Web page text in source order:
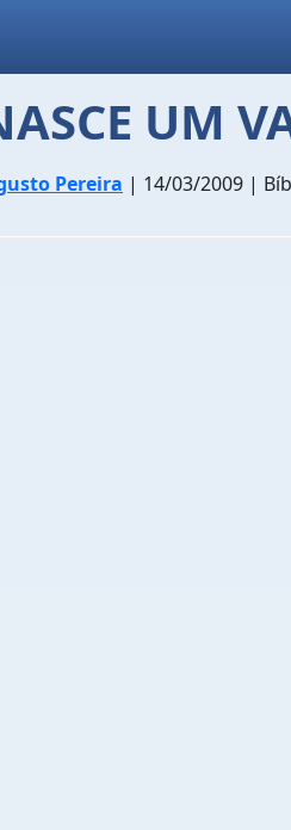
UM
Pereira | 14/03/2009 |